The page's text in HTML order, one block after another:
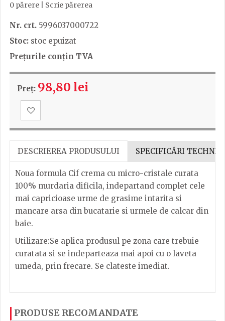
0 părere Scrie părerea
Nr. crt. 5996037000722
Stoc: stoc epuizat
Prețurile conțin TVA
Preț: 98,80 lei
DESCRIEREA PRODUSULUI SPECIFICĂRI
Noua formula Cif crema cu micro-cristale curata
100% murdaria dificila, indepartand complet cele
mai capricioase urme de grasime intarita si
mancare arsa din bucatarie si urmele de calcar din
baie.
Utilizare:Se aplica produsul pe zona care trebuie
curatata si se indeparteaza mai apoi cu o laveta
umeda, prin frecare. Se clateste imediat.
cu ajutorul steluțelor, și scrieți părerea dvs. Pentru
PRODUSE RECOMANDATE